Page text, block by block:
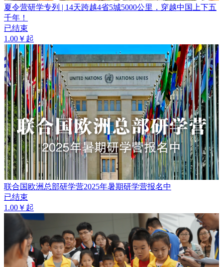
夏令营研学专列 | 14天跨越4省5城5000公里，穿越中国上下五
千年！
已结束
1.00￥起
联合国欧洲总部研学营2025年暑期研学营报名中
已结束
1.00￥起